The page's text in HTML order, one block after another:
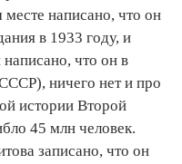
написано, что он
в 1933 году, и
что он в
ничего нет и про
истории Второй
45 млн человек.
записано, что он